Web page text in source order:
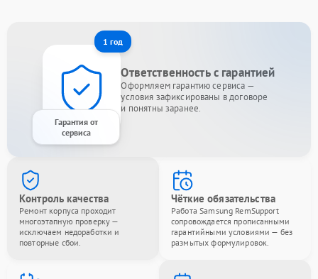
1 год
Гарантия от
сервиса
Ответственность с гарантией
Оформляем гарантию сервиса —
условия зафиксированы в договоре
и понятны заранее.
Контроль качества
Ремонт корпуса проходит
многоэтапную проверку —
исключаем недоработки и
повторные сбои.
Чёткие обязательства
Работа Samsung RemSupport
сопровождается прописанными
гарантийными условиями — без
размытых формулировок.